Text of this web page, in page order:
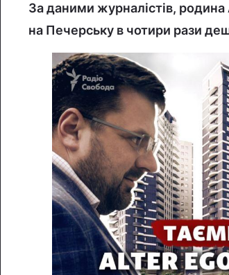
За даними журналістів,
на Печерську в чотири рази